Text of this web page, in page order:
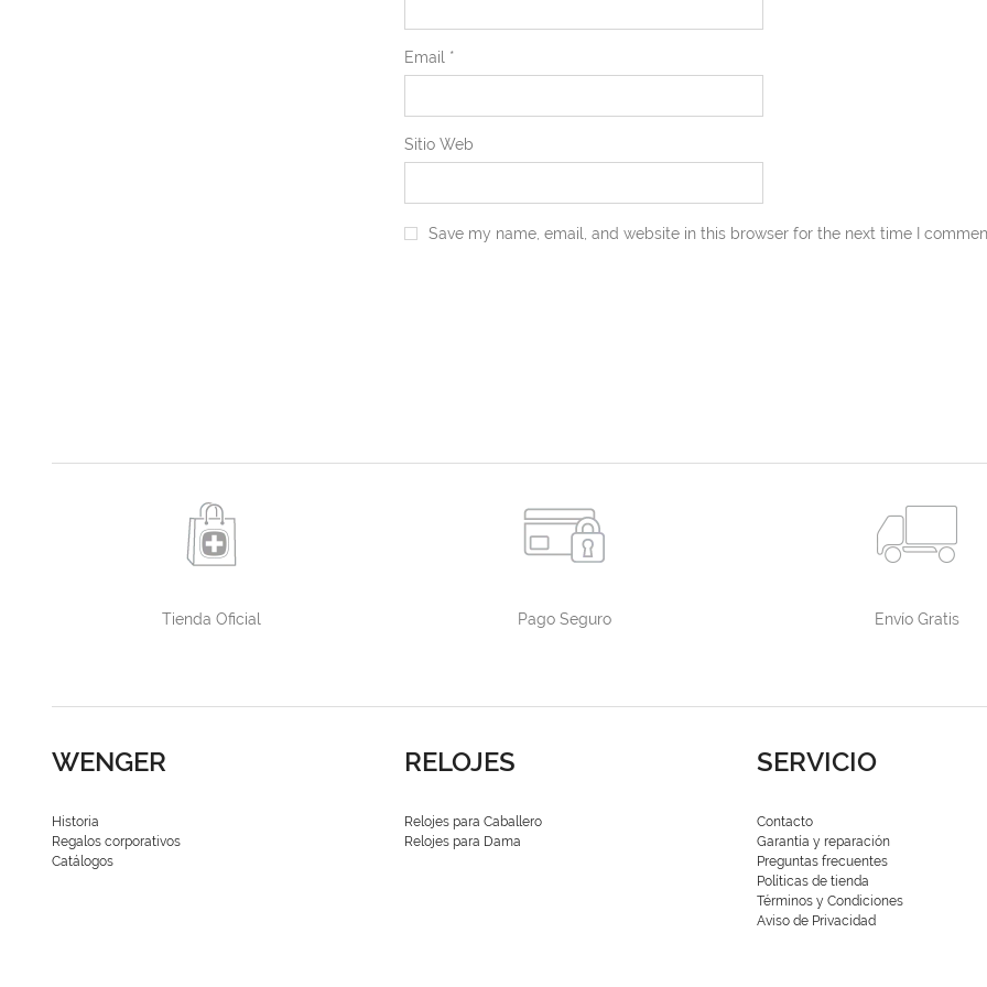
Email *
Sitio Web
Save my name, email, and website in this browser for the next time I
Tienda Oficial Pago Seguro Envío Gratis
WENGER
Historia
Regalos corporativos
Catálogos
RELOJES
Relojes para Caballero
Relojes para Dama
SERVICIO
Contacto
Garantía y reparación
Preguntas frecuentes
Políticas de tienda
Términos y Condiciones
Aviso de Privacidad